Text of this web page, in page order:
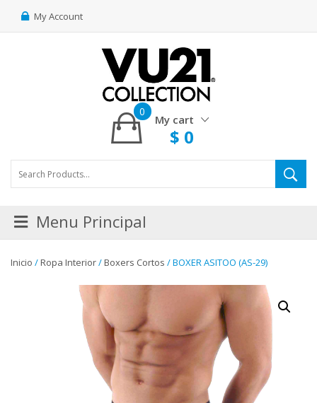
My Account
My cart
0
$ 0
Menu Principal
Inicio /Ropa Interior/Boxers Cortos / BOXER ASITOO (AS-29)